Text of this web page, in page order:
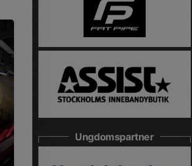
Ungdomspartner